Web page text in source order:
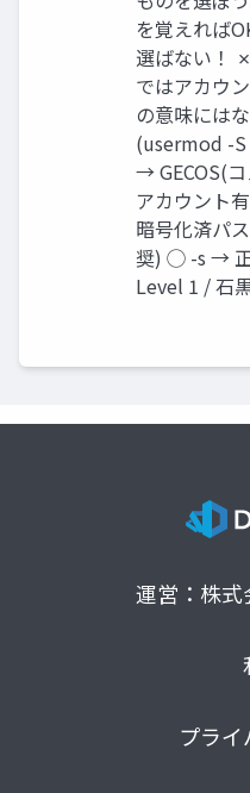
を覚えれば
選ばない！
ではアカウ
の意味には
(usermod -
→ GECOS(
アカウント
暗号化済パ
奨) ◯ -s → 正
Level 1 / 石
運営：株式
プラ